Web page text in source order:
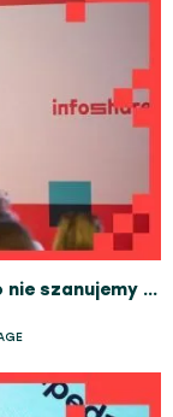
"Marketingowa ściema" czyli dlaczego nie szanujemy marketingu i co na tym tracimy